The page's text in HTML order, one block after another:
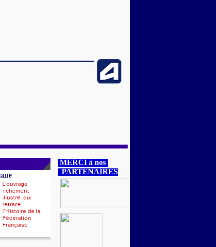
L'ouvrage
richement
illustré, qui
retrace
l’Histoire de la
Fédération
Française
MERCI à nos
PARTENAIRES